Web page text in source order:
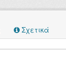
Σχετικά